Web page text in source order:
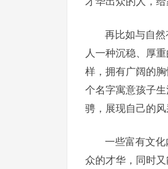
再比如与自然
人一种沉稳、厚
样，拥有广阔的
个名字寓意孩子
骋，展现自己的风
一些富有文化
众的才华，同时